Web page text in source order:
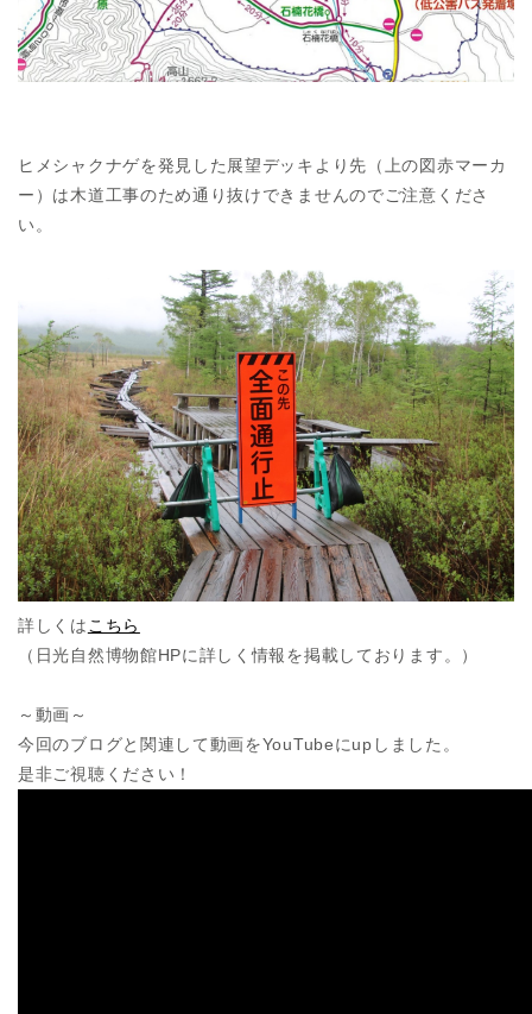
ヒメシャクナゲを発見した展望デッキより先（上の図赤マーカ
ー）は木道工事のため通り抜けできませんのでご注意くださ
い。
詳しくは こちら
（日光自然博物館HPに詳しく情報を掲載しております。）
～動画～
今回のブログと関連して動画をYouTubeにupしました。
是非ご視聴ください！